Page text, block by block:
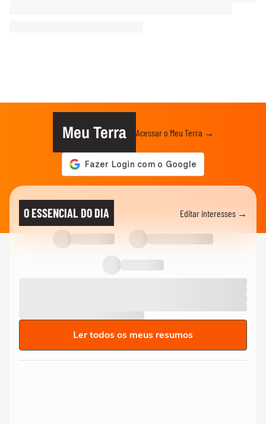
Meu Terra Acessar o Meu Terra →
O ESSENCIAL DO DIA Editar interesses →
Ler todos os meus resumos